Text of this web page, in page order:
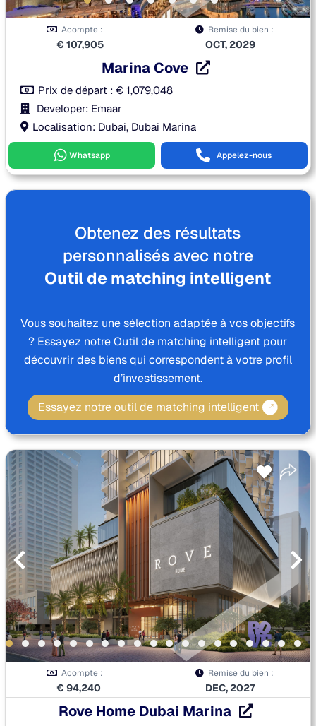
Acompte :
€ 107,905
Remise du bien :
OCT, 2029
Marina Cove
Prix de départ :€ 1,079,048
Developer: Emaar
Localisation: Dubai, Dubai Marina
Whatsapp Appelez-nous
Obtenez des résultats
personnalisés avec notre
Outil de matching intelligent
Vous souhaitez une sélection adaptée à vos objectifs
? Essayez notre Outil de matching intelligent pour
découvrir des biens qui correspondent à votre profil
d’investissement.
Essayez notre outil de matching intelligent
Acompte :
€ 94,240
Remise du bien :
DEC, 2027
Rove Home Dubai Marina